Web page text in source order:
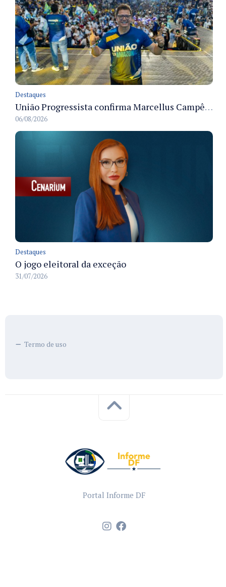
Destaques
União Progressista confirma Marcellus Campêlo como candidato a deputado estadual
06/08/2026
Destaques
O jogo eleitoral da exceção
31/07/2026
Termo de uso
Portal Informe DF